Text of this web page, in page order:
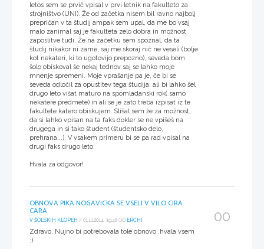
letos sem se prvič vpisal v prvi letnik na fakulteto za
strojništvo (UNI). Že od začetka nisem bil ravno najbolj
prepričan v ta študij ampak sem upal, da me bo vsaj
malo zanimal saj je fakulteta zelo dobra in možnost
zaposlitve tudi. Že na začetku sem spoznal, da ta
študij nikakor ni zame, saj me skoraj nič ne veseli (bolje
kot nekateri, ki to ugotovijo prepozno), seveda bom
šolo obiskoval še nekaj tednov saj se lahko moje
mnenje spremeni. Moje vprašanje pa je, če bi se
seveda odločil za opustitev tega študija, ali bi lahko šel
drugo leto višat maturo na spomladanski rok( samo
nekatere predmete) in ali se je zato treba izpisat iz te
fakultete katero obiskujem. Slišal sem že za možnost,
da si lahko vpisan na ta faks dokler se ne vpišeš na
drugega in si tako študent (študentsko delo,
prehrana,..). V vsakem primeru bi se pa rad vpisal na
drugi faks drugo leto.
Hvala za odgovor!
OBNOVA PIKA NOGAVICKA SE VSELI V VILO CIRA
CARA
V ŠOLSKIH KLOPEH / 01.11.2014, 19:48 OD ERCHI
Zdravo. Nujno bi potrebovala tole obnovo..hvala vsem
:)
00